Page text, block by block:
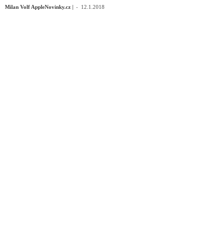
Milan Volf AppleNovinky.cz | - 12.1.2018